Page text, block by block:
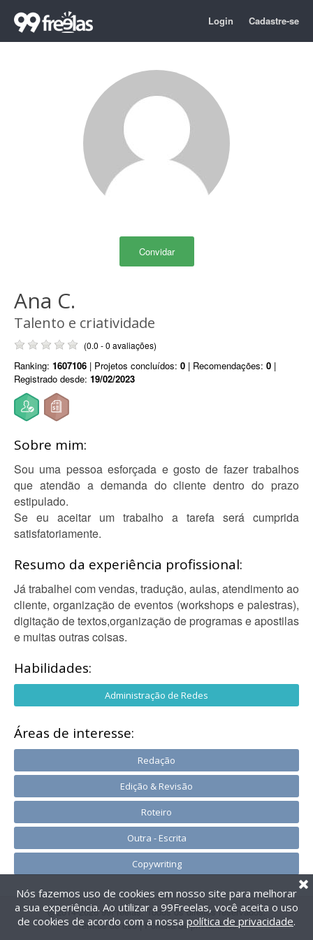
Login Cadastre-se
Convidar
Ana C.
Talento e criatividade
(0.0 - 0 avaliações)
Ranking: 1607106 | Projetos concluídos: 0 | Recomendações: 0 |
Registrado desde: 19/02/2023
Sobre mim:
Sou uma pessoa esforçada e gosto de fazer trabalhos
que atendão a demanda do cliente dentro do prazo
estipulado.
Se eu aceitar um trabalho a tarefa será cumprida
satisfatoriamente.
Resumo da experiência profissional:
Já trabalhei com vendas, tradução, aulas, atendimento ao
cliente, organização de eventos (workshops e palestras),
digitação de textos,organização de programas e apostilas
e muitas outras coisas.
Habilidades:
Administração de Redes
Áreas de interesse:
Redação
Edição & Revisão
Roteiro
Outra - Escrita
Copywriting
@2014-2026 99Freelas. Todos os direitos reservados.
Termos de uso| Política de privacidade
Nós fazemos uso de cookies em nosso site para melhorar
a sua experiência. Ao utilizar a 99Freelas, você aceita o uso
de cookies de acordo com a nossa política de privacidade.